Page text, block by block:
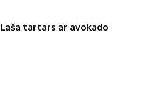
Laša tartars ar avokado